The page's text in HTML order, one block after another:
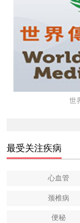
世
最受关注疾病
心血管
颈椎病
便秘